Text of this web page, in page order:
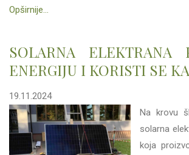
Opširnije...
SOLARNA ELEKTRANA
ENERGIJU I KORISTI SE
19.11.2024
Na krovu
solarna
koja